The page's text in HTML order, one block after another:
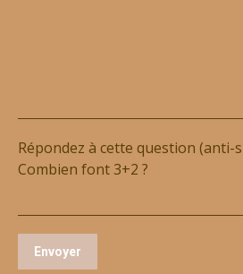
Répondez à cette question (anti-
Combien font 3+2 ?